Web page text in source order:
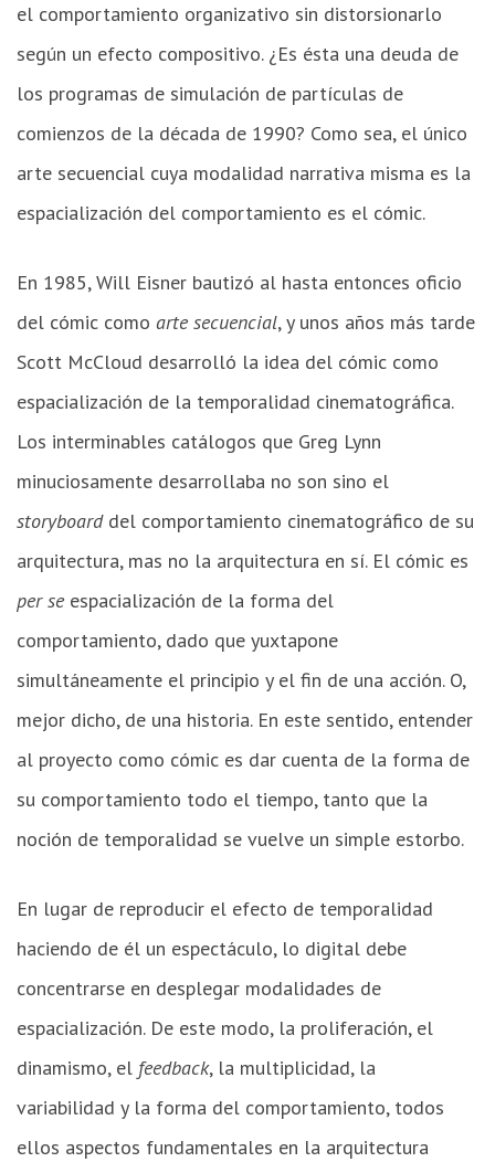
el comportamiento organizativo sin distorsionarlo
según un efecto compositivo. ¿Es ésta una deuda de
los programas de simulación de partículas de
comienzos de la década de 1990? Como sea, el único
arte secuencial cuya modalidad narrativa misma es la
espacialización del comportamiento es el cómic.
En 1985, Will Eisner bautizó al hasta entonces oficio
del cómic como arte secuencial, y unos años más tarde
Scott McCloud desarrolló la idea del cómic como
espacialización de la temporalidad cinematográfica.
Los interminables catálogos que Greg Lynn
minuciosamente desarrollaba no son sino el
storyboard del comportamiento cinematográfico de su
arquitectura, mas no la arquitectura en sí. El cómic es
per se espacialización de la forma del
comportamiento, dado que yuxtapone
simultáneamente el principio y el fin de una acción. O,
mejor dicho, de una historia. En este sentido, entender
al proyecto como cómic es dar cuenta de la forma de
su comportamiento todo el tiempo, tanto que la
noción de temporalidad se vuelve un simple estorbo.
En lugar de reproducir el efecto de temporalidad
haciendo de él un espectáculo, lo digital debe
concentrarse en desplegar modalidades de
espacialización. De este modo, la proliferación, el
dinamismo, el feedback, la multiplicidad, la
variabilidad y la forma del comportamiento, todos
ellos aspectos fundamentales en la arquitectura